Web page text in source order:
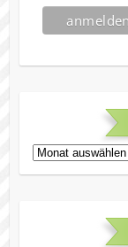
Archiv